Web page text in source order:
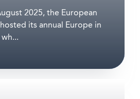
2025, the European
its annual Europe in